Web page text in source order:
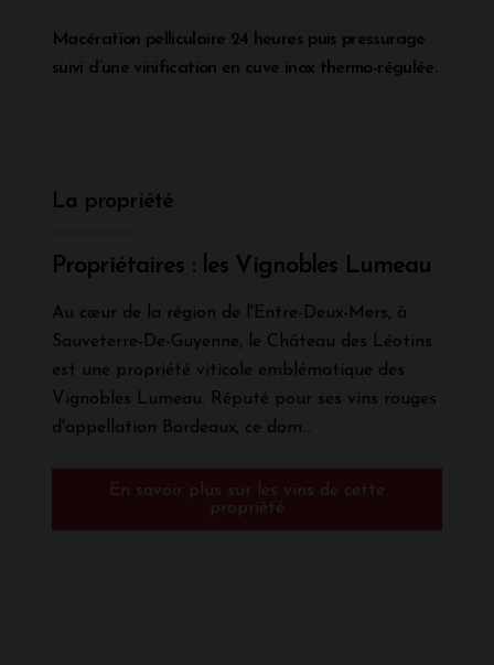
Macération pelliculaire 24 heures puis pressurage
suivi d’une vinification en cuve inox thermo-régulée.
La propriété
Propriétaires : les Vignobles Lumeau
Au cœur de la région de l'Entre-Deux-Mers, à
Sauveterre-De-Guyenne, le Château des Léotins
est une propriété viticole emblématique des
Vignobles Lumeau. Réputé pour ses vins rouges
d'appellation Bordeaux, ce dom...
En savoir plus sur les vins de cette
propriété